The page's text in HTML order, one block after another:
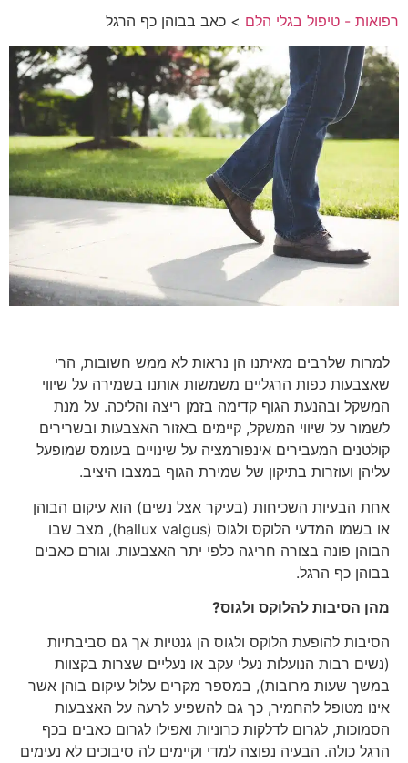
רפואות - טיפול בגלי הלם > כאב בבוהן כף הרגל
למרות שלרבים מאיתנו הן נראות לא ממש חשובות, הרי
שאצבעות כפות הרגליים משמשות אותנו בשמירה על שיווי
המשקל ובהנעת הגוף קדימה בזמן ריצה והליכה. על מנת
לשמור על שיווי המשקל, קיימים באזור האצבעות ובשרירים
קולטנים המעבירים אינפורמציה על שינויים בעומס שמופעל
עליהן ועוזרות בתיקון של שמירת הגוף במצבו היציב.
אחת הבעיות השכיחות (בעיקר אצל נשים) הוא עיקום הבוהן
או בשמו המדעי הלוקס ולגוס (hallux valgus), מצב שבו
הבוהן פונה בצורה חריגה כלפי יתר האצבעות. וגורם כאבים
בבוהן כף הרגל.
מהן הסיבות להלוקס ולגוס?
הסיבות להופעת הלוקס ולגוס הן גנטיות אך גם סביבתיות
(נשים רבות הנועלות נעלי עקב או נעליים שצרות בקצוות
במשך שעות מרובות), במספר מקרים עלול עיקום בוהן אשר
אינו מטופל להחמיר, כך גם להשפיע לרעה על האצבעות
הסמוכות, לגרום לדלקות כרוניות ואפילו לגרום כאבים בכף
הרגל כולה. הבעיה נפוצה למדי וקיימים לה סיבוכים לא נעימים